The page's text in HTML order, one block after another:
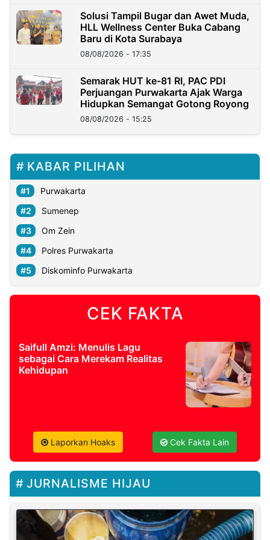
Solusi Tampil Bugar dan Awet Muda,
HLL Wellness Center Buka Cabang
Baru di Kota Surabaya
08/08/2026 - 17:35
Semarak HUT ke-81 RI, PAC PDI
Perjuangan Purwakarta Ajak Warga
Hidupkan Semangat Gotong Royong
08/08/2026 - 15:25
KABAR PILIHAN
Purwakarta
Sumenep
Om Zein
Polres Purwakarta
Diskominfo Purwakarta
CEK FAKTA
Saifull Amzi: Menulis Lagu
sebagai Cara Merekam Realitas
Kehidupan
Laporkan Hoaks Cek Fakta Lain
JURNALISME HIJAU